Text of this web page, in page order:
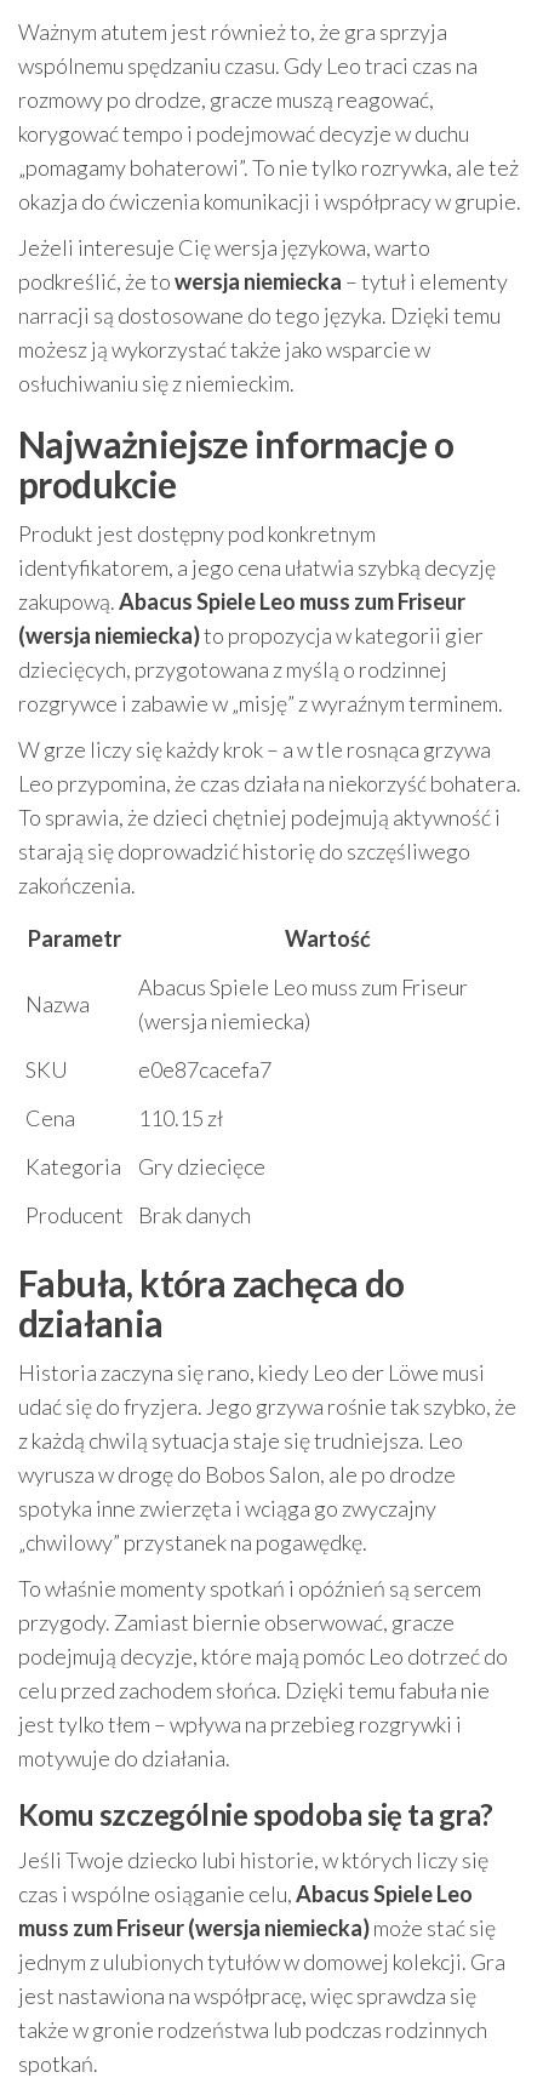
Ważnym atutem jest również to, że gra sprzyja
wspólnemu spędzaniu czasu. Gdy Leo traci czas na
rozmowy po drodze, gracze muszą reagować,
korygować tempo i podejmować decyzje w duchu
„pomagamy bohaterowi”. To nie tylko rozrywka, ale też
okazja do ćwiczenia komunikacji i współpracy w grupie.
Jeżeli interesuje Cię wersja językowa, warto
podkreślić, że towersja niemiecka – tytuł i elementy
narracji są dostosowane do tego języka. Dzięki temu
możesz ją wykorzystać także jako wsparcie w
osłuchiwaniu się z niemieckim.
Najważniejsze informacje o
produkcie
Produkt jest dostępny pod konkretnym
identyfikatorem, a jego cena ułatwia szybką decyzję
zakupową.Abacus Spiele Leo muss zum Friseur
(wersja niemiecka)to propozycja w kategorii gier
dziecięcych, przygotowana z myślą o rodzinnej
rozgrywce i zabawie w „misję” z wyraźnym terminem.
W grze liczy się każdy krok – a w tle rosnąca grzywa
Leo przypomina, że czas działa na niekorzyść bohatera.
To sprawia, że dzieci chętniej podejmują aktywność i
starają się doprowadzić historię do szczęśliwego
zakończenia.
Parametr
Wartość
Nazwa
Abacus Spiele Leo muss zum Friseur
(wersja niemiecka)
SKU
e0e87cacefa7
Cena
110.15 zł
Kategoria
Gry dziecięce
Producent
Brak danych
Fabuła, która zachęca do
działania
Historia zaczyna się rano, kiedy Leo der Löwe musi
udać się do fryzjera. Jego grzywa rośnie tak szybko, że
z każdą chwilą sytuacja staje się trudniejsza. Leo
wyrusza w drogę do Bobos Salon, ale po drodze
spotyka inne zwierzęta i wciąga go zwyczajny
„chwilowy” przystanek na pogawędkę.
To właśnie momenty spotkań i opóźnień są sercem
przygody. Zamiast biernie obserwować, gracze
podejmują decyzje, które mają pomóc Leo dotrzeć do
celu przed zachodem słońca. Dzięki temu fabuła nie
jest tylko tłem – wpływa na przebieg rozgrywki i
motywuje do działania.
Komu szczególnie spodoba się ta gra?
Jeśli Twoje dziecko lubi historie, w których liczy się
czas i wspólne osiąganie celu,Abacus Spiele Leo
muss zum Friseur (wersja niemiecka)może stać się
jednym z ulubionych tytułów w domowej kolekcji. Gra
jest nastawiona na współpracę, więc sprawdza się
także w gronie rodzeństwa lub podczas rodzinnych
spotkań.